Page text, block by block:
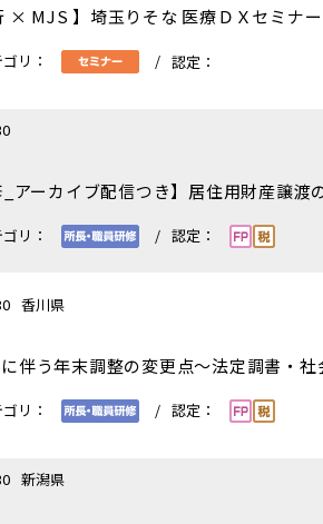
× MJS 】埼玉りそな 医療ＤＸセミナー
_アーカイブ配信つき】居住用財産
香川県
伴う年末調整の変更点～法定調書・
新潟県